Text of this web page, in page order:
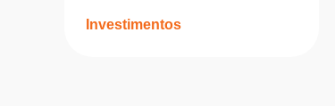
Investimentos